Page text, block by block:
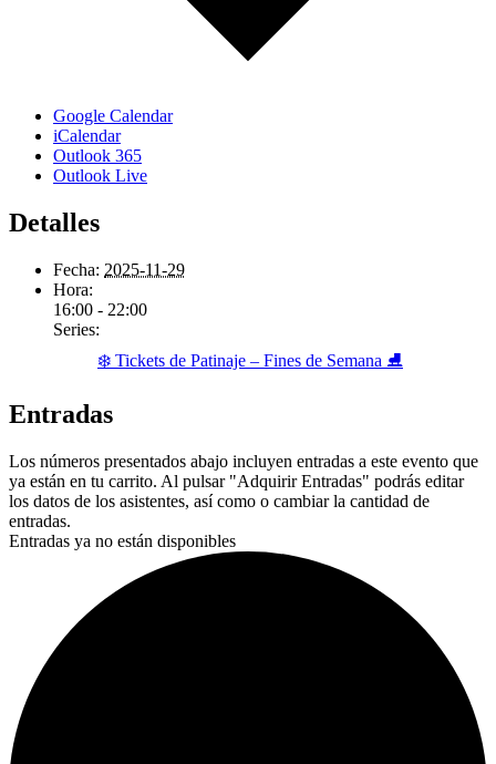
Google Calendar
iCalendar
Outlook 365
Outlook Live
Detalles
Fecha: 2025-11-29
Hora:
16:00 - 22:00
Series:
❄️ Tickets de Patinaje – Fines de Semana ⛸️
Entradas
Los números presentados abajo incluyen entradas a este evento que
ya están en tu carrito. Al pulsar "Adquirir Entradas" podrás editar
los datos de los asistentes, así como o cambiar la cantidad de
entradas.
Entradas ya no están disponibles